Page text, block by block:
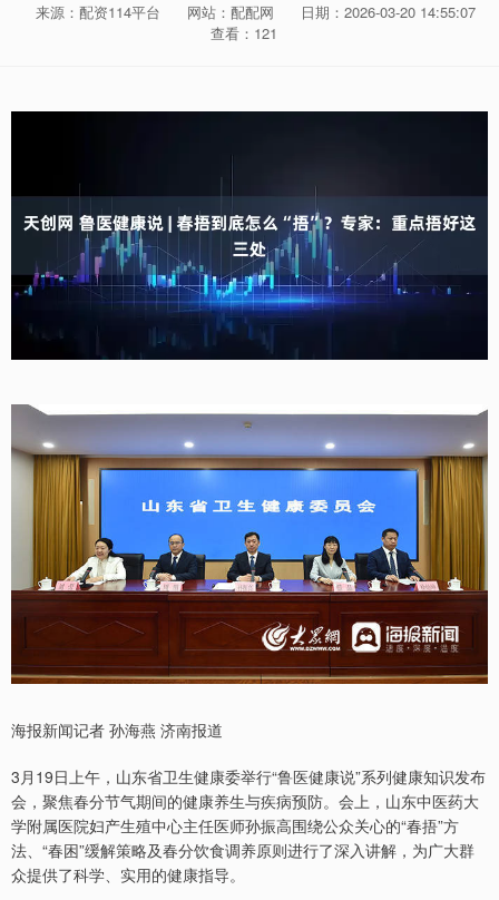
来源：配资114平台 网站：配配网
日期：2026-03-20 14:55:07
查看：121
海报新闻记者 孙海燕 济南报道
3月19日上午，山东省卫生健康委举行“鲁医健康说”系列健康知识发布
会，聚焦春分节气期间的健康养生与疾病预防。会上，山东中医药大
学附属医院妇产生殖中心主任医师孙振高围绕公众关心的“春捂”方
法、“春困”缓解策略及春分饮食调养原则进行了深入讲解，为广大群
众提供了科学、实用的健康指导。